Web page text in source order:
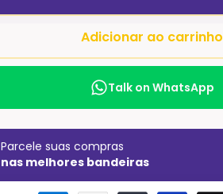
Adicionar ao carrinho
Talk on WhatsApp
Parcele suas compras
nas melhores bandeiras